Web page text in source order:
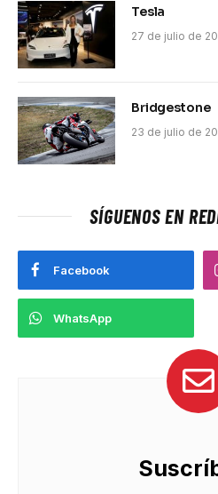
Tesla
27 de julio de
Bridgestone
23 de julio de
SÍGUENOS EN
Facebook
WhatsApp